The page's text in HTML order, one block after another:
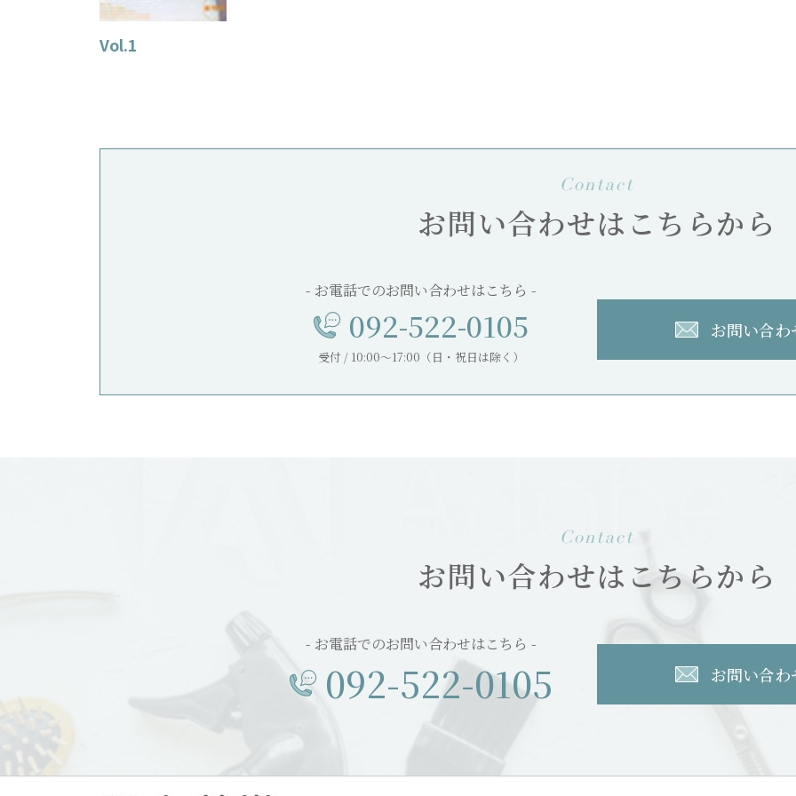
Vol.1
Contact
お問い合わせはこちらから
- お電話でのお問い合わせはこちら -
092-522-0105
受付 / 10:00〜17:00（日・祝日は除く）
お問い合わ
Contact
お問い合わせは こちらから
- お電話でのお問い合わせはこちら -
092-522-0105 お問い合わ